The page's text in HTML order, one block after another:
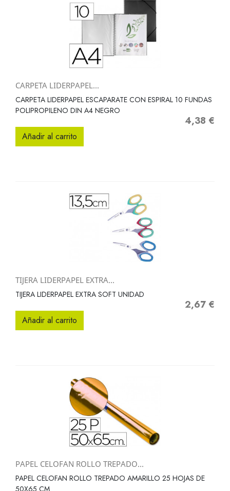
CARPETA LIDERPAPEL...
CARPETA LIDERPAPEL ESCAPARATE CON ESPIRAL 10 FUNDAS
POLIPROPILENO DIN A4 NEGRO
Precio
4,38 €
Añadir al carrito
TIJERA LIDERPAPEL EXTRA...
TIJERA LIDERPAPEL EXTRA SOFT UNIDAD
Precio
2,67 €
Añadir al carrito
PAPEL CELOFAN ROLLO TREPADO...
PAPEL CELOFAN ROLLO TREPADO AMARILLO 25 HOJAS DE
50X65 CM